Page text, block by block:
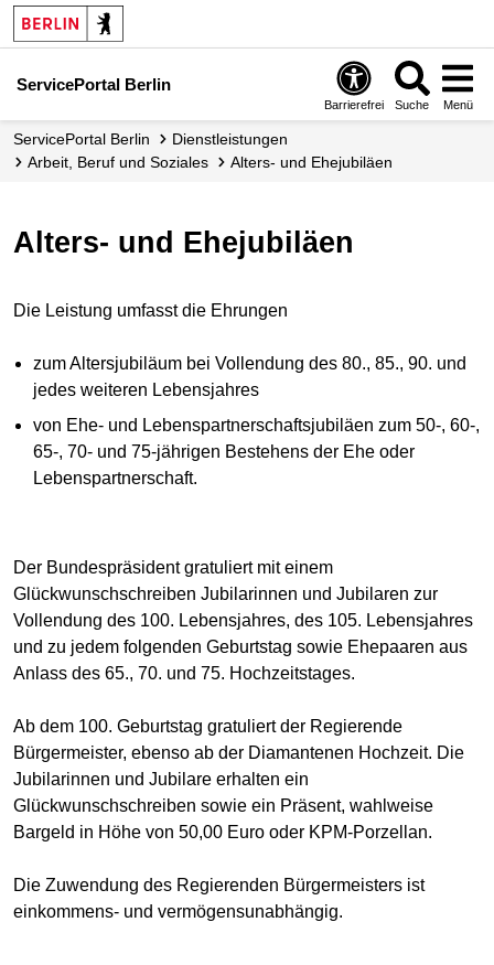
ServicePortal Berlin
Barrierefrei Suche Menü
ServicePortal Berlin
Dienstleistungen
Arbeit, Beruf und Soziales
Alters- und Ehejubiläen
Alters- und Ehejubiläen
Die Leistung umfasst die Ehrungen
zum Altersjubiläum bei Vollendung des 80., 85., 90. und
jedes weiteren Lebensjahres
von Ehe- und Lebenspartnerschaftsjubiläen zum 50-, 60-,
65-, 70- und 75-jährigen Bestehens der Ehe oder
Lebenspartnerschaft.
Der Bundespräsident gratuliert mit einem
Glückwunschschreiben Jubilarinnen und Jubilaren zur
Vollendung des 100. Lebensjahres, des 105. Lebensjahres
und zu jedem folgenden Geburtstag sowie Ehepaaren aus
Anlass des 65., 70. und 75. Hochzeitstages.
Ab dem 100. Geburtstag gratuliert der Regierende
Bürgermeister, ebenso ab der Diamantenen Hochzeit. Die
Jubilarinnen und Jubilare erhalten ein
Glückwunschschreiben sowie ein Präsent, wahlweise
Bargeld in Höhe von 50,00 Euro oder KPM-Porzellan.
Die Zuwendung des Regierenden Bürgermeisters ist
einkommens- und vermögensunabhängig.